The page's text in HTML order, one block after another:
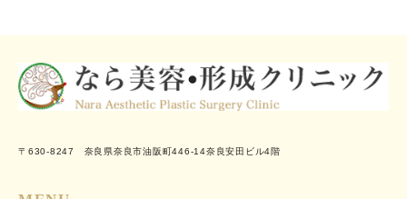
〒630-8247 奈良県奈良市油阪町446-14奈良安田ビル4階